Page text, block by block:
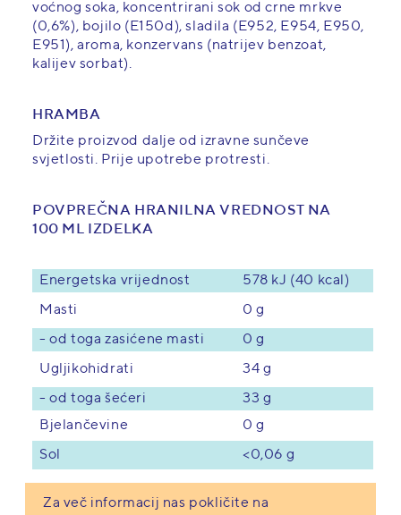
voćnog soka, koncentrirani sok od crne mrkve
(0,6%), bojilo (E150d), sladila (E952, E954, E950,
E951), aroma, konzervans (natrijev benzoat,
kalijev sorbat).
HRAMBA
Držite proizvod dalje od izravne sunčeve
svjetlosti. Prije upotrebe protresti.
POVPREČNA HRANILNA VREDNOST NA
100 ML IZDELKA
Energetska vrijednost 578 kJ (40 kcal)
Masti 0 g
- od toga zasićene masti 0 g
Ugljikohidrati 34 g
- od toga šećeri
33 g
Bjelančevine
0 g
Sol <0,06 g
Za več informacij nas pokličite na